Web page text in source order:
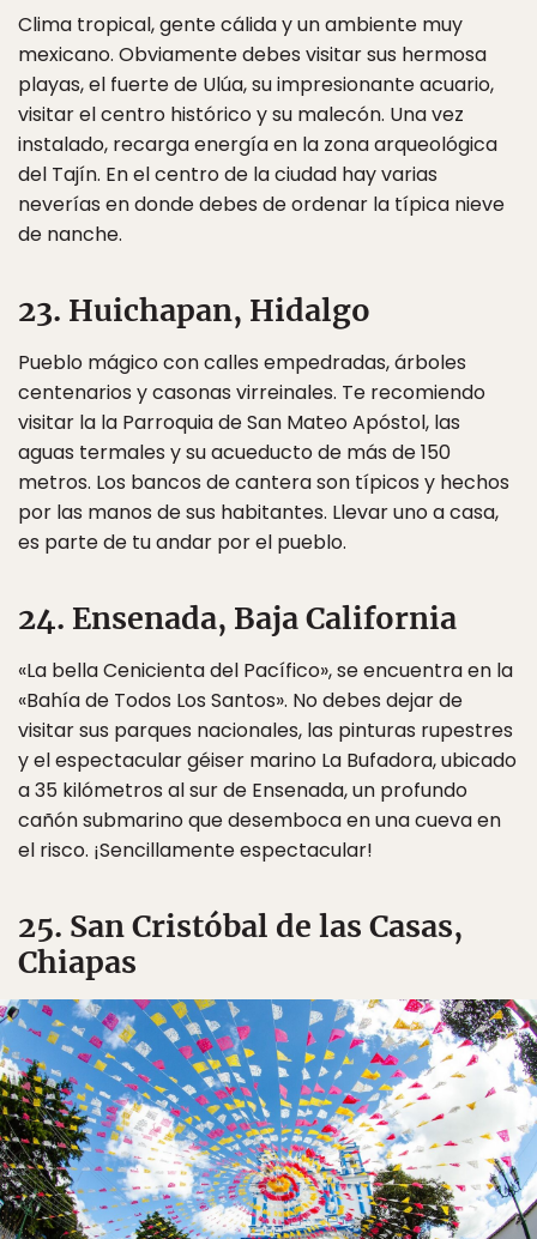
Clima tropical, gente cálida y un ambiente muy
mexicano. Obviamente debes visitar sus hermosa
playas, el fuerte de Ulúa, su impresionante acuario,
visitar el centro histórico y su malecón. Una vez
instalado, recarga energía en la zona arqueológica
del Tajín. En el centro de la ciudad hay varias
neverías en donde debes de ordenar la típica nieve
de nanche.
23. Huichapan, Hidalgo
Pueblo mágico con calles empedradas, árboles
centenarios y casonas virreinales. Te recomiendo
visitar la la Parroquia de San Mateo Apóstol, las
aguas termales y su acueducto de más de 150
metros. Los bancos de cantera son típicos y hechos
por las manos de sus habitantes. Llevar uno a casa,
es parte de tu andar por el pueblo.
24. Ensenada, Baja California
«La bella Cenicienta del Pacífico», se encuentra en la
«Bahía de Todos Los Santos». No debes dejar de
visitar sus parques nacionales, las pinturas rupestres
y el espectacular géiser marino La Bufadora, ubicado
a 35 kilómetros al sur de Ensenada, un profundo
cañón submarino que desemboca en una cueva en
el risco. ¡Sencillamente espectacular!
25. San Cristóbal de las Casas,
Chiapas